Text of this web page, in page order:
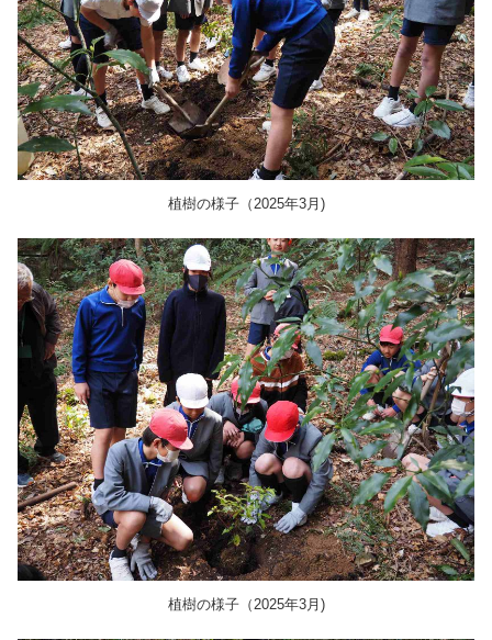
植樹の様子（2025年3月)
植樹の様子（2025年3月)